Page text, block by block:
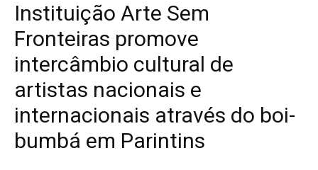
Instituição Arte Sem
Fronteiras promove
intercâmbio cultural de
artistas nacionais e
internacionais através do boi-
bumbá em Parintins